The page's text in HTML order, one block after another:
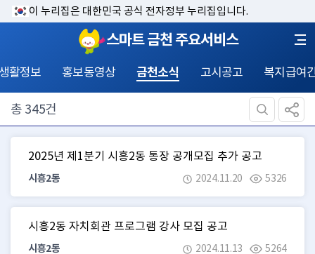
이 누리집은 대한민국 공식 전자정부 누리집입니다.
스마트 금천 주요서비스
활정보 홍보동영상 금천소식 고시공고 복지급여
총 345건
2025년 제1분기 시흥2동 통장 공개모집 추가 공고
시흥2동 2024.11.20 5326
시흥2동 자치회관 프로그램 강사 모집 공고
시흥2동 2024.11.13 5264